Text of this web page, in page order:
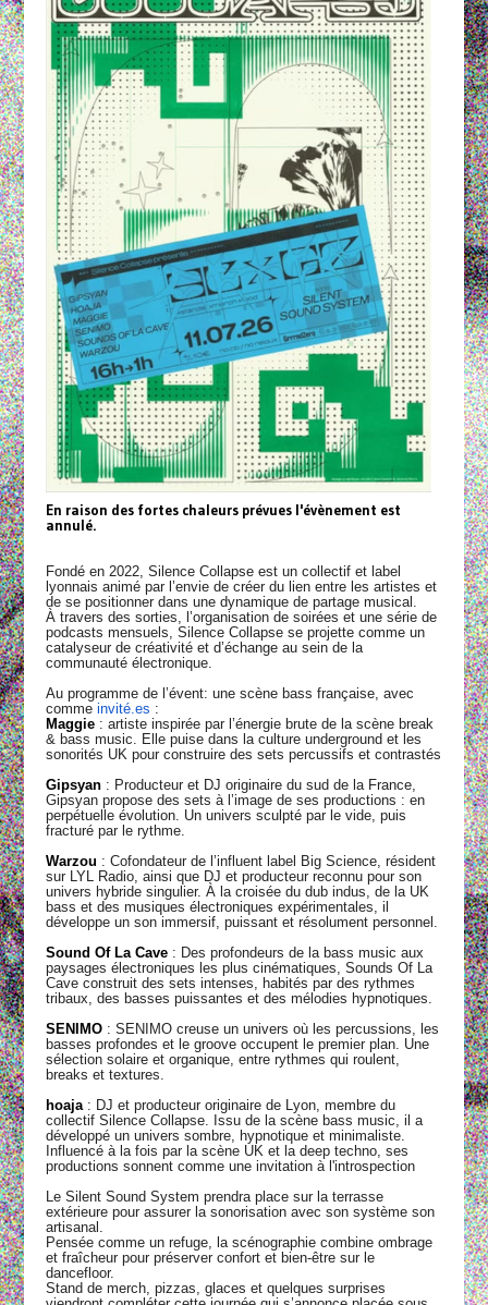
En raison des fortes chaleurs prévues l'évènement est
annulé.
Fondé en 2022, Silence Collapse est un collectif et label
lyonnais animé par l’envie de créer du lien entre les artistes et
de se positionner dans une dynamique de partage musical.
À travers des sorties, l’organisation de soirées et une série de
podcasts mensuels, Silence Collapse se projette comme un
catalyseur de créativité et d’échange au sein de la
communauté électronique.
Au programme de l’évent: une scène bass française, avec
comme invité.es :
Maggie : artiste inspirée par l’énergie brute de la scène break
& bass music. Elle puise dans la culture underground et les
sonorités UK pour construire des sets percussifs et contrastés
Gipsyan: Producteur et DJ originaire du sud de la France,
Gipsyan propose des sets à l’image de ses productions : en
perpétuelle évolution. Un univers sculpté par le vide, puis
fracturé par le rythme.
Warzou : Cofondateur de l’influent label Big Science, résident
sur LYL Radio, ainsi que DJ et producteur reconnu pour son
univers hybride singulier. À la croisée du dub indus, de la UK
bass et des musiques électroniques expérimentales, il
développe un son immersif, puissant et résolument personnel.
Sound Of La Cave : Des profondeurs de la bass music aux
paysages électroniques les plus cinématiques, Sounds Of La
Cave construit des sets intenses, habités par des rythmes
tribaux, des basses puissantes et des mélodies hypnotiques.
SENIMO: SENIMO creuse un univers où les percussions, les
basses profondes et le groove occupent le premier plan. Une
sélection solaire et organique, entre rythmes qui roulent,
breaks et textures.
hoaja: DJ et producteur originaire de Lyon, membre du
collectif Silence Collapse. Issu de la scène bass music, il a
développé un univers sombre, hypnotique et minimaliste.
Influencé à la fois par la scène UK et la deep techno, ses
productions sonnent comme une invitation à l'introspection
Le Silent Sound System prendra place sur la terrasse
extérieure pour assurer la sonorisation avec son système son
artisanal.
Pensée comme un refuge, la scénographie combine ombrage
et fraîcheur pour préserver confort et bien-être sur le
dancefloor.
Stand de merch, pizzas, glaces et quelques surprises